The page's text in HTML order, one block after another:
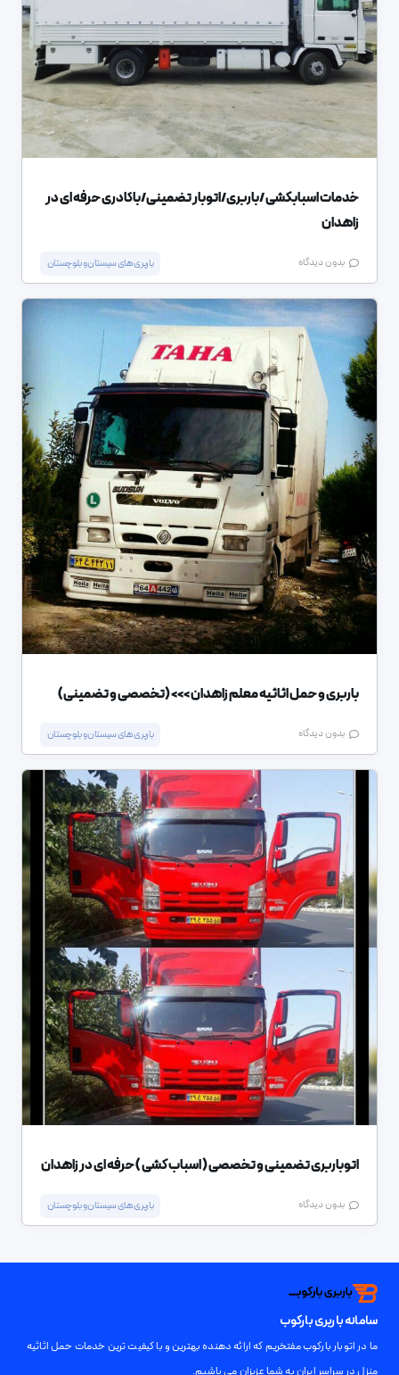
خدمات اسبابکشی /باربری/اتوبار تضمینی/باکادری حرفه ای در
زاهدان
بدون دیدگاه باربری های سیستان و بلوچستان
باربری و حمل اثاثیه معلم زاهدان >>> (تخصصی و تضمینی)
بدون دیدگاه باربری های سیستان و بلوچستان
اتوباربری تضمینی و تخصصی ( اسباب کشی ) حرفه ای در زاهدان
بدون دیدگاه باربری های سیستان و بلوچستان
سامانه باربری بارکوب
ما در اتوبار بارکوب مفتخریم که ارائه دهنده بهترین و با کیفیت ترین خدمات حمل اثاثیه
منزل در سراسر ایران به شما عزیزان می باشیم.